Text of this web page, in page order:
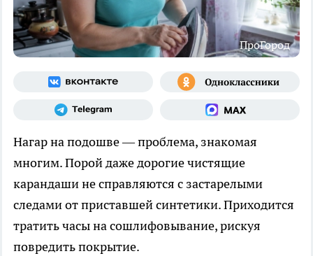
ПроГород
Нагар на подошве — проблема, знакомая
многим. Порой даже дорогие чистящие
карандаши не справляются с застарелыми
следами от приставшей синтетики. Приходится
тратить часы на сошлифовывание, рискуя
повредить покрытие.